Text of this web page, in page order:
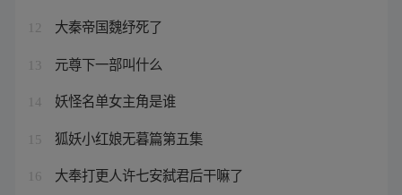
12 大秦帝国魏纾死了
13 元尊下一部叫什么
14 妖怪名单女主角是谁
15 狐妖小红娘无暮篇第五集
16 大奉打更人许七安弑君后干嘛了